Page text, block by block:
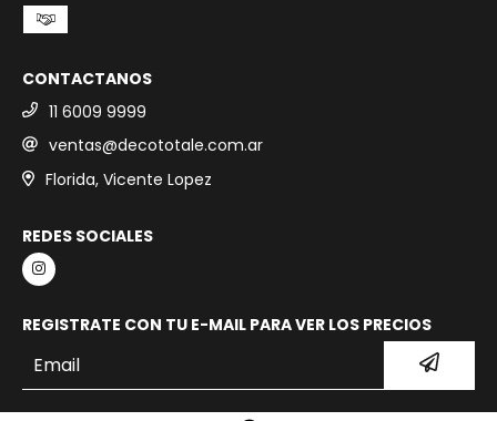
CONTACTANOS
11 6009 9999
ventas@decototale.com.ar
Florida, Vicente Lopez
REDES SOCIALES
REGISTRATE CON TU E-MAIL PARA VER LOS PRECIOS